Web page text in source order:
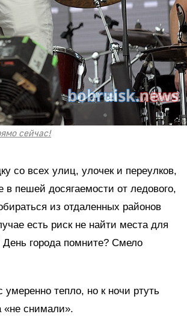
сейчас!
со всех улиц, улочек и переулков,
пешей досягаемости от ледового,
из отдаленных районов
есть риск не найти места для
День города помните? Смело
тепло, но к ночи ртуть
«не снимали».